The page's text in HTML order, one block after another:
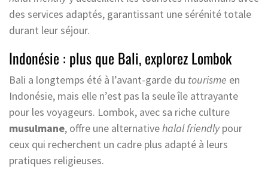
des services adaptés, garantissant une sérénité totale
durant leur séjour.
Indonésie : plus que Bali, explorez Lombok
Bali a longtemps été à l’avant-garde du tourisme en
Indonésie, mais elle n’est pas la seule île attrayante
pour les voyageurs. Lombok, avec sa riche culture
musulmane, offre une alternativehalal friendlypour
ceux qui recherchent un cadre plus adapté à leurs
pratiques religieuses.